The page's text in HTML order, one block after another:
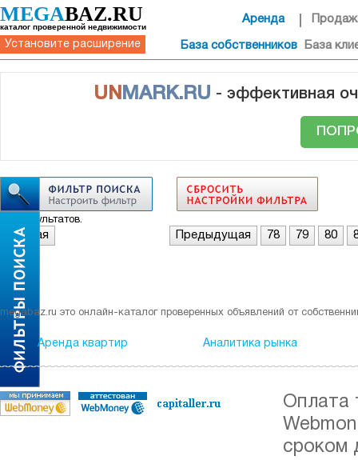
MEGABAZ.RU
каталог проверенной недвижимости
Установите расширение
Аренда
База собственников База
UN MARK.RU - эффективная
Нет результатов.
Первая Предыдущая 78 79 80
megabaz.ru это онлайн-каталог проверенных объявлений от
Аренда квартир Аналитика рынка
Оплата
сроком